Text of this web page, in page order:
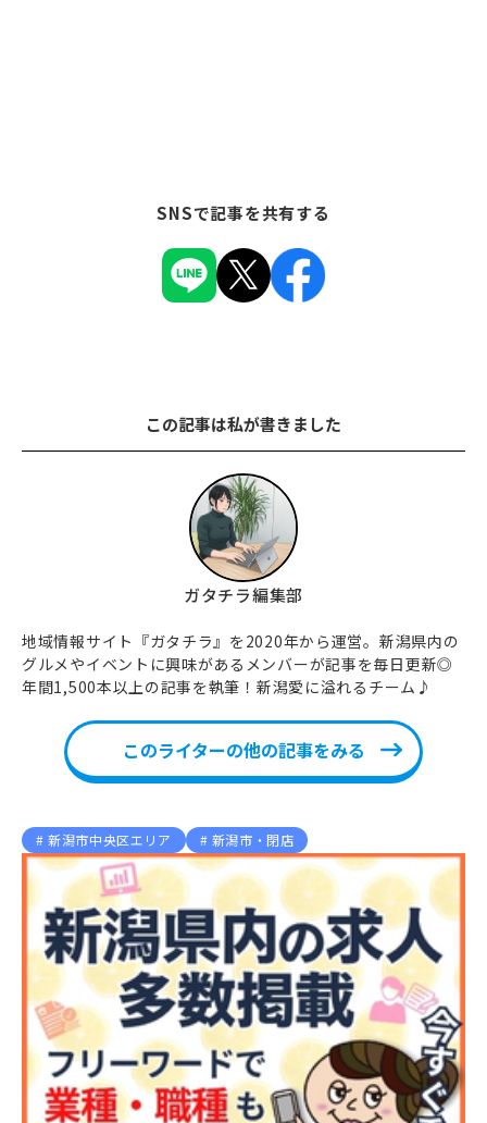
SNSで記事を共有する
この記事は私が書きました
ガタチラ編集部
地域情報サイト『ガタチラ』を2020年から運営。新潟県内の
グルメやイベントに興味があるメンバーが記事を毎日更新◎
年間1,500本以上の記事を執筆！新潟愛に溢れるチーム♪
このライターの他の記事をみる
新潟市中央区エリア 新潟市・閉店